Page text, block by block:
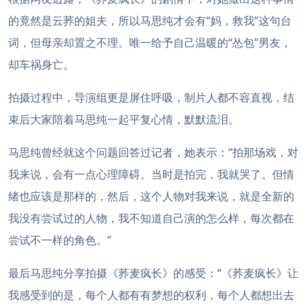
的竟然是云荞的姐夫，所以马思纯才会有“妈，救我”这句台
词，但母亲却置之不理。唯一给予自己温暖的“怂包”男友，
却车祸身亡。
拍摄过程中，导演组更是屏住呼吸，制片人都不容直视，结
束后大家陪着马思纯一起平复心情，默默流泪。
马思纯曾经就这个问题回答过记者，她表示：“拍那场戏，对
我来说，会有一点心理障碍。当时是拍完，我就哭了。但情
绪也应该是那样的，然后，这个人物对我来说，就是全新的
我没有尝试过的人物，我不知道自己演的怎么样，每次都在
尝试不一样的角色。”
最后马思纯分享拍摄《荞麦疯长》的感受：“《荞麦疯长》让
我感受到的是，每个人都有有梦想的权利，每个人都想出去